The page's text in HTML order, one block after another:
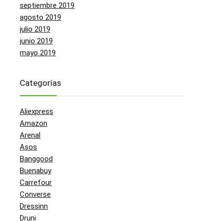
septiembre 2019
agosto 2019
julio 2019
junio 2019
mayo 2019
Categorías
Aliexpress
Amazon
Arenal
Asos
Banggood
Buenabuy
Carrefour
Converse
Dressinn
Druni